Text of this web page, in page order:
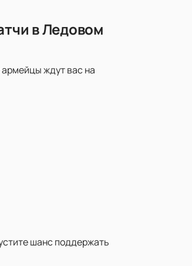
в Ледовом
ждут вас на
шанс поддержать